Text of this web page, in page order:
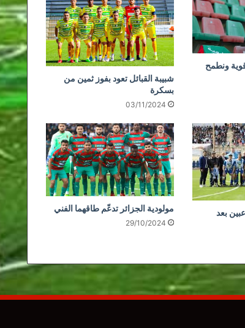
ونطمح
شبيبة القبائل تعود بفوز ثمين من
بسكرة
03/11/2024
بعد
مولودية الجزائر تدعّم طاقهما الفني
29/10/2024